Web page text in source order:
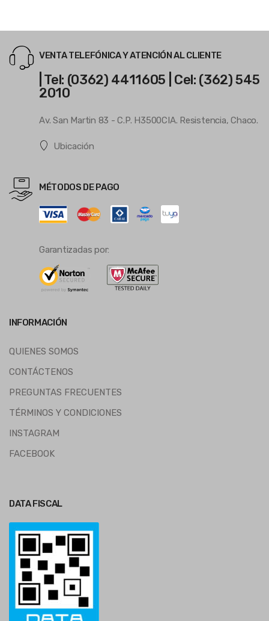
VENTA TELEFÓNICA Y ATENCIÓN AL CLIENTE
| Tel: (0362) 4411605 | Cel: (362) 545
2010
Av. San Martin 83 - C.P. H3500CIA. Resistencia, Chaco.
Ubicación
MÉTODOS DE PAGO
Garantizadas por:
INFORMACIÓN
QUIENES SOMOS
CONTÁCTENOS
PREGUNTAS FRECUENTES
TÉRMINOS Y CONDICIONES
INSTAGRAM
FACEBOOK
DATA FISCAL